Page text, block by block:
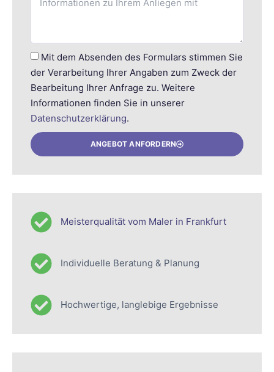
Mit dem Absenden des Formulars stimmen Sie
der Verarbeitung Ihrer Angaben zum Zweck der
Bearbeitung Ihrer Anfrage zu. Weitere
Informationen finden Sie in unserer
Datenschutzerklärung.
ANGEBOT ANFORDERN
Meisterqualität vom Maler in Frankfurt
Individuelle Beratung & Planung
Hochwertige, langlebige Ergebnisse